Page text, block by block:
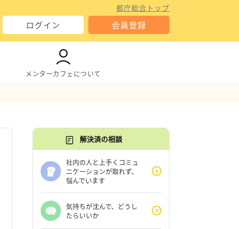
都庁総合トップ
ログイン 会員登録
メンターカフェについて
解決済の相談
社内の人と上手くコミュ
ニケーションが取れず、
悩んでいます
気持ちが沈んで、どうし
たらいいか